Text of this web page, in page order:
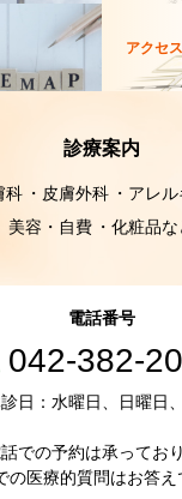
アクセス
診療案内
科 皮膚外科 アレル
美容・自費
化粧品な
電話番号
042-382-
日：水曜日、日曜日
話での予約は承ってお
の医療的質問はお答え